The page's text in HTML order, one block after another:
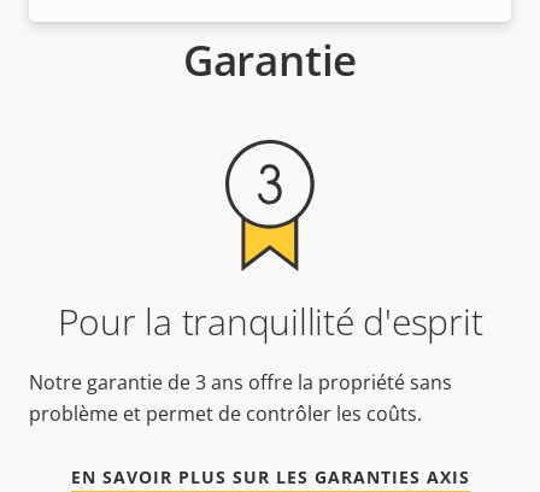
Garantie
Pour la tranquillité d'esprit
Notre garantie de 3 ans offre la propriété sans
problème et permet de contrôler les coûts.
EN SAVOIR PLUS SUR LES GARANTIES AXIS